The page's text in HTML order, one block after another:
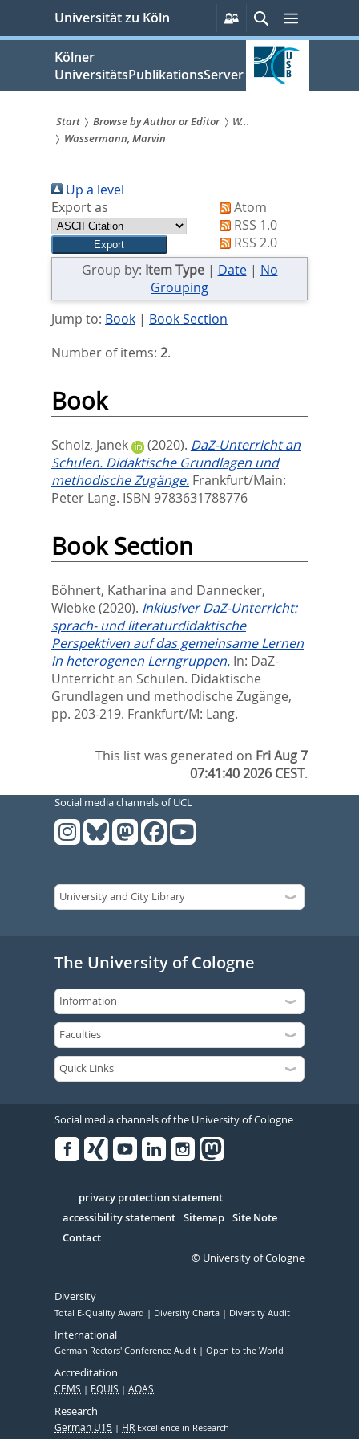
springen
Universität zu Köln
Persönliche
Services
SucheMenü
Kölner
UniversitätsPublikationsServer
Sie
sind
hier:
Start Browse by Author or Editor
W...
Wassermann, Marvin
Up a level
Export as
Atom
RSS 1.0
RSS 2.0
Group by: Item Type| Date| No
Grouping
Jump to: Book| Book Section
Number of items: 2.
Book
Scholz, Janek (2020). DaZ-Unterricht an
Schulen. Didaktische Grundlagen und
methodische Zugänge. Frankfurt/Main:
Peter Lang. ISBN 9783631788776
Book Section
Böhnert, Katharina and Dannecker,
Wiebke (2020). Inklusiver DaZ-Unterricht:
sprach- und literaturdidaktische
Perspektiven auf das gemeinsame Lernen
in heterogenen Lerngruppen. In: DaZ-
Unterricht an Schulen. Didaktische
Grundlagen und methodische Zugänge,
pp. 203-219. Frankfurt/M: Lang.
This list was generated on Fri Aug 7
07:41:40 2026 CEST.
Social media channels of UCL
The University of Cologne
Social media channels of the University of Cologne
Serivce
privacy protection statement
accessibility statement Sitemap Site Note
Contact
© University of Cologne
Diversity
Total E-Quality Award Diversity Charta Diversity Audit
International
German Rectors' Conference Audit Open to the World
Accreditation
CEMS EQUIS AQAS
Research
German U15 HR Excellence in Research